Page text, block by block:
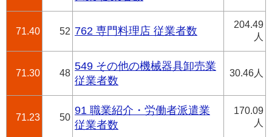
71.40 52 762 専門料理店 従業者数
204.49
人
71.30 48
549 その他の機械器具卸売業
従業者数
30.46人
71.23 50
91 職業紹介・労働者派遣業
従業者数
170.09
人